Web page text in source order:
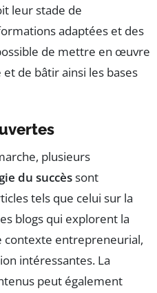
leur stade de
adaptées et des
de mettre en œuvre
de bâtir ainsi les bases
plusieurs
du succèssont
tels que celui sur la
blogs qui explorent la
contexte entrepreneurial,
intéressantes. La
peut également